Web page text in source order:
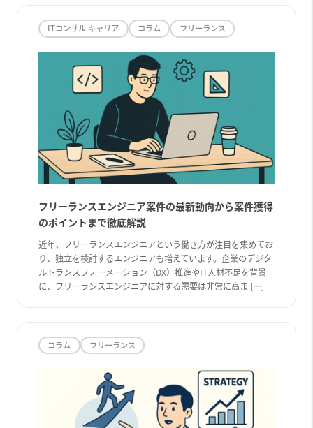
ITコンサル キャリア コラム フリーランス
フリーランスエンジニア案件の最新動向から案件獲得
のポイントまで徹底解説
近年、フリーランスエンジニアという働き方が注目を集めてお
り、独立を検討するエンジニアも増えています。企業のデジタ
ルトランスフォーメーション（DX）推進やIT人材不足を背景
に、フリーランスエンジニアに対する需要は非常に高ま […]
コラム フリーランス